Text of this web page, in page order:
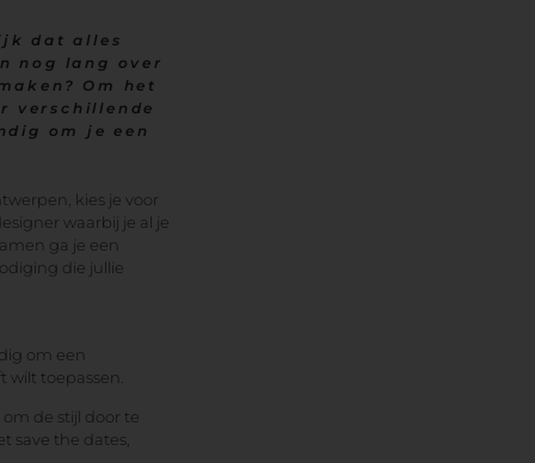
dat alles
nog lang over
Om het
verschillende
om je een
kies je voor
waarbij je al je
ga je een
die jullie
om een
toepassen.
de stijl door te
save the dates,